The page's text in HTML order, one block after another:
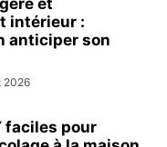
et
intérieur :
anticiper son
2026
faciles pour